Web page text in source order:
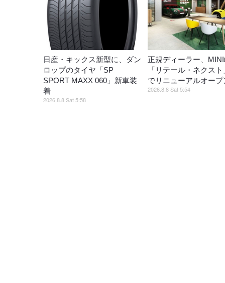
日産・キックス新型に、ダン
ロップのタイヤ「SP
SPORT MAXX 060」新車装
着
2026.8.8 Sat 5:58
正規ディーラー、
「リテール・ネクス
でリニューアルオープ
2026.8.8 Sat 5:54